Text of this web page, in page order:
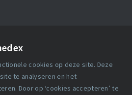
cookies op deze site. Deze
te analyseren en het
Door op ‘cookies accepteren’ te